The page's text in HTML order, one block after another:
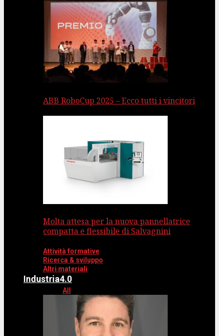
ABB RoboCup 2025 – Ecco tutti i vincitori
Molta attesa per la nuova pannellatrice
compatta e flessibile di Salvagnini
Attività formative
Ricerca & sviluppo
Altri materiali
Industria4.0
All